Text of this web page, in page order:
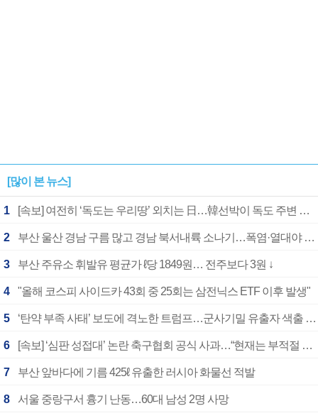
[많이 본 뉴스]
1 [속보] 여전히 ‘독도는 우리땅’ 외치는 日…韓선박이 독도 주변 해양조사 활동하자 반발
2 부산 울산 경남 구름 많고 경남 북서내륙 소나기…폭염·열대야 계속
3 부산 주유소 휘발유 평균가 ℓ당 1849원… 전주보다 3원 ↓
4 "올해 코스피 사이드카 43회 중 25회는 삼전닉스 ETF 이후 발생"
5 ‘탄약 부족 사태’ 보도에 격노한 트럼프…군사기밀 유출자 색출 지시
6 [속보] ‘심판 성접대’ 논란 축구협회 공식 사과…“현재는 부적절 행위 없어”
7 부산 앞바다에 기름 425ℓ 유출한 러시아 화물선 적발
8 서울 중랑구서 흉기 난동…60대 남성 2명 사망